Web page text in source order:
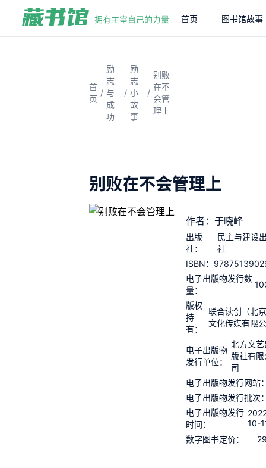
首页 图书馆故事
首
页
/
励
志
与
成
功
/
励
志
小
故
事
/
别败
在不
会管
理上
别败在不会管理上
作者：于晓峰
出版
社：
民主与建设
社
ISBN：
电子出版物发行数
量：
版权
持
有：
联合读创（北
文化传媒有限
电子出版物
发行单位：
北方文艺
版社有限
司
电子出版物发行网站
电子出版物发行批次
电子出版物发行
时间：
10-
数字图书定价：